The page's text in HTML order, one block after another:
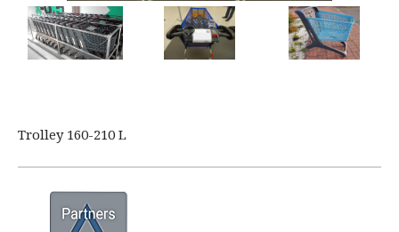
Trolley 160-210 L